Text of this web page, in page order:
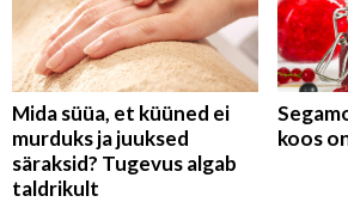
Mida süüa, et küüned ei
murduks ja juuksed
säraksid? Tugevus algab
taldrikult
koos